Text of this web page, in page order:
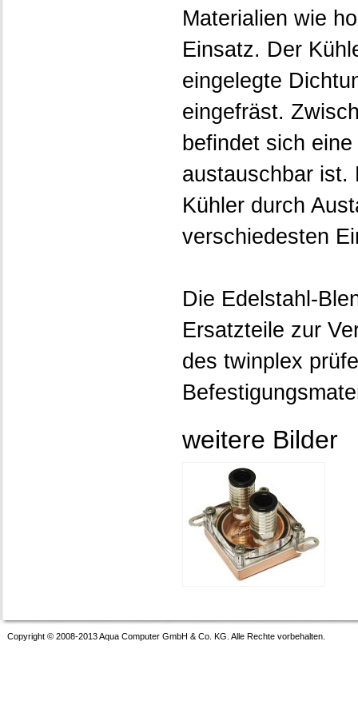
Materialien wie
Einsatz. Der
eingelegte
eingefräst.
befindet sich
austauschbar ist.
Kühler durch
verschiedesten
Die Edelstahl-
Ersatzteile zur
des twinplex
weitere Bilder
Copyright © 2008-2013 Aqua Computer GmbH & Co. KG. Alle Rechte vorbehalten.